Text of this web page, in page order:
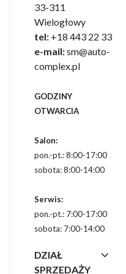
33-311
Wielogłowy
tel: +18 443 22 33
e-mail:sm@auto-
complex.pl
GODZINY
OTWARCIA
Salon:
pon.-pt.: 8:00-17:00
sobota: 8:00-14:00
Serwis:
pon.-pt.: 7:00-17:00
sobota: 7:00-14:00
DZIAŁ
SPRZEDAŻY